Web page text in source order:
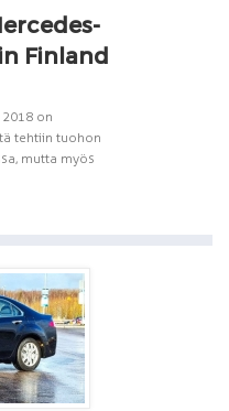
Finland
2018 on
tehtiin tuohon
mutta myös